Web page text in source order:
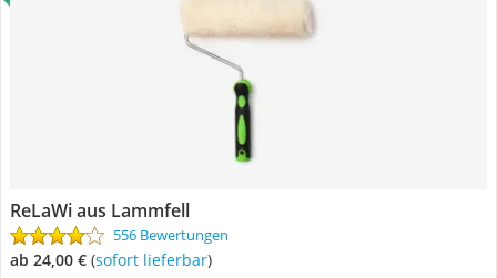
ReLaWi aus Lammfell
556 Bewertungen
ab 24,00 € ( Sofort lieferbar)